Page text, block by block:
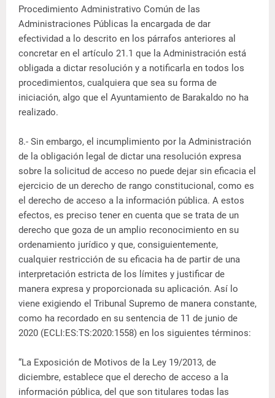
Procedimiento Administrativo Común de las
Administraciones Públicas la encargada de dar
efectividad a lo descrito en los párrafos anteriores al
concretar en el artículo 21.1 que la Administración está
obligada a dictar resolución y a notificarla en todos los
procedimientos, cualquiera que sea su forma de
iniciación, algo que el Ayuntamiento de Barakaldo no ha
realizado.
8.- Sin embargo, el incumplimiento por la Administración
de la obligación legal de dictar una resolución expresa
sobre la solicitud de acceso no puede dejar sin eficacia el
ejercicio de un derecho de rango constitucional, como es
el derecho de acceso a la información pública. A estos
efectos, es preciso tener en cuenta que se trata de un
derecho que goza de un amplio reconocimiento en su
ordenamiento jurídico y que, consiguientemente,
cualquier restricción de su eficacia ha de partir de una
interpretación estricta de los límites y justificar de
manera expresa y proporcionada su aplicación. Así lo
viene exigiendo el Tribunal Supremo de manera constante,
como ha recordado en su sentencia de 11 de junio de
2020 (ECLI:ES:TS:2020:1558) en los siguientes términos:
“La Exposición de Motivos de la Ley 19/2013, de
diciembre, establece que el derecho de acceso a la
información pública, del que son titulares todas las